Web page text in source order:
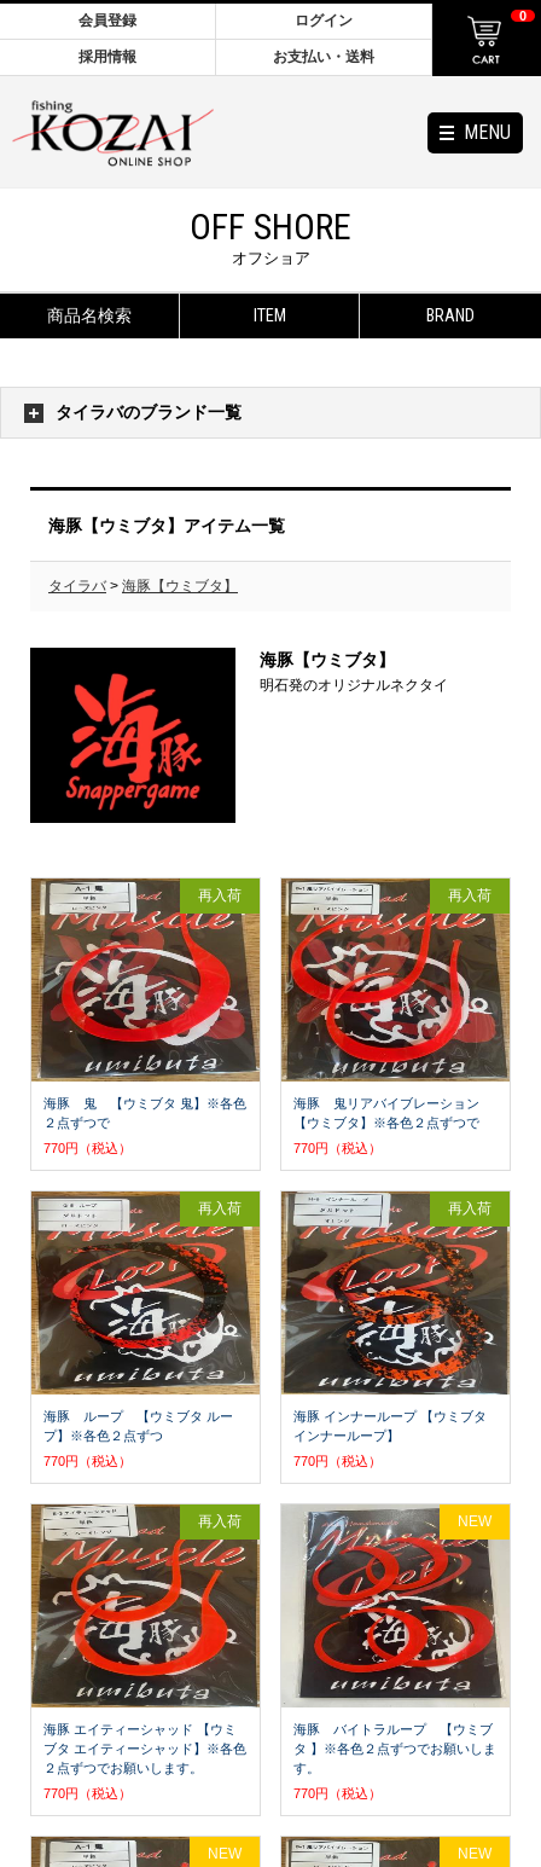
MENU
会員登録 ログイン
採用情報 お支払い・送料
0
OFF SHORE
オフショア
商品名検索 ITEM BRAND
タイラバのブランド一覧
海豚【ウミブタ】アイテム一覧
タイラバ> 海豚【ウミブタ】
海豚【ウミブタ】
明石発のオリジナルネクタイ
海豚 鬼 【ウミブタ 鬼】※各色
２点ずつで
770円（税込）
再入荷
海豚 鬼リアバイブレーション
【ウミブタ】※各色２点ずつで
770円（税込）
再入荷
海豚 ループ 【ウミブタ ルー
プ】※各色２点ずつ
770円（税込）
再入荷
海豚 インナーループ 【ウミブタ
インナーループ】
770円（税込）
再入荷
海豚 エイティーシャッド 【ウミ
ブタ エイティーシャッド】※各色
２点ずつでお願いします。
770円（税込）
再入荷
海豚 バイトラループ 【ウミブ
タ 】※各色２点ずつでお願いしま
す。
770円（税込）
NEW
NEW NEW